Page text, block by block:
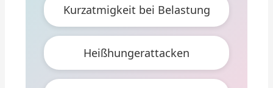
Kurzatmigkeit bei Belastung
Heißhungerattacken